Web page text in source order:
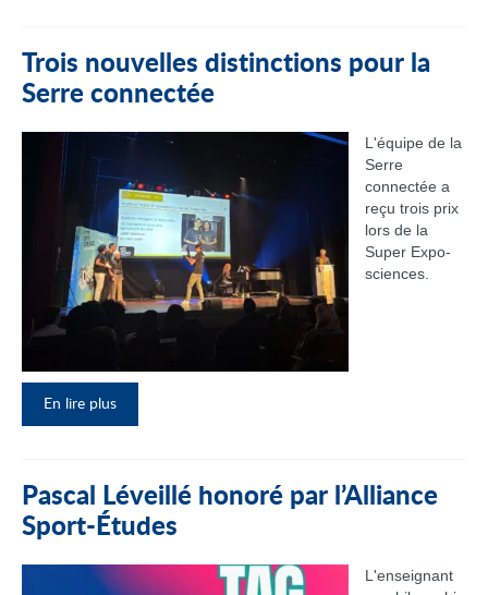
Trois nouvelles distinctions pour la
Serre connectée
L'équipe de la
Serre
connectée a
reçu trois prix
lors de la
Super Expo-
sciences.
En lire plus
Pascal Léveillé honoré par l’Alliance
Sport-Études
L'enseignant